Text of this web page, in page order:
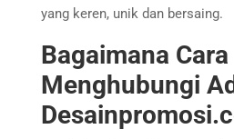
yang keren, unik dan bersaing.
Bagaimana Cara
Menghubungi